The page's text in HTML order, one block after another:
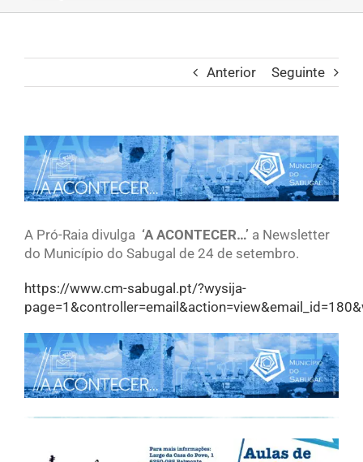
Anterior Seguinte
View
Larger
Image
A Pró-Raia divulga ‘A ACONTECER…’ a Newsletter
do Município do Sabugal de 24 de setembro.
https://www.cm-sabugal.pt/?wysija-